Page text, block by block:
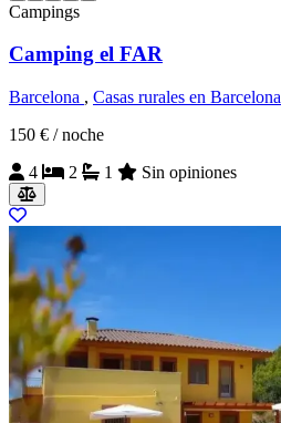
Campings
Camping el FAR
Barcelona , Casas rurales en Barcelona
150 € / noche
4
2 1 Sin opiniones